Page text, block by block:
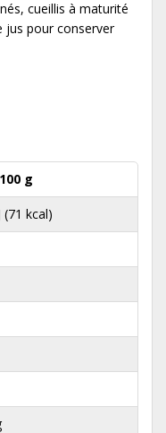
cueillis à maturité
jus pour conserver
g
(71 kcal)